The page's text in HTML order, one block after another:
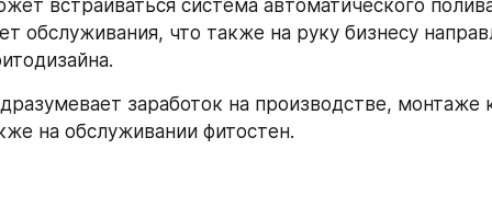
встраиваться система автоматического
обслуживания, что также на руку бизнесу
заработок на производстве, монтаже
на обслуживании фитостен.